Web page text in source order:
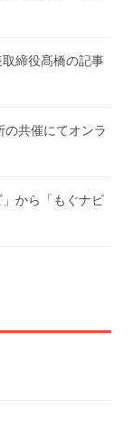
締役髙橋の記事
共催にてオンラ
から「もぐナビ